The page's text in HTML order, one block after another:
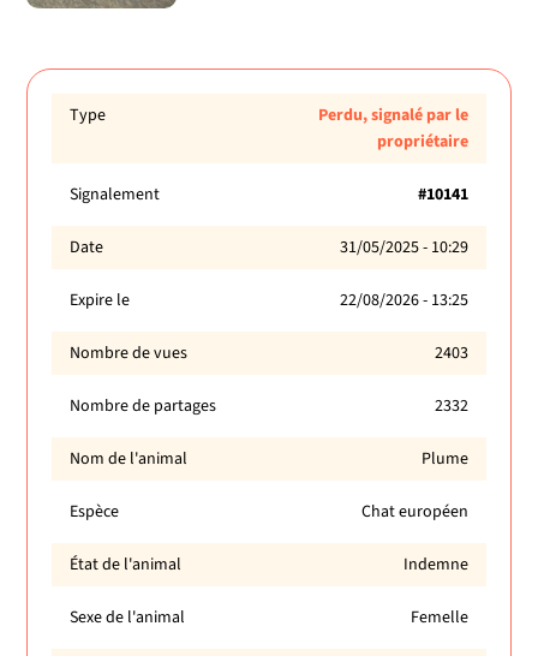
Type
Perdu, signalé par le
propriétaire
Signalement #10141
Date 31/05/2025 - 10:29
Expire le 22/08/2026 - 13:25
Nombre de vues 2403
Nombre de partages 2332
Nom de l'animal Plume
Espèce Chat européen
État de l'animal Indemne
Sexe de l'animal Femelle